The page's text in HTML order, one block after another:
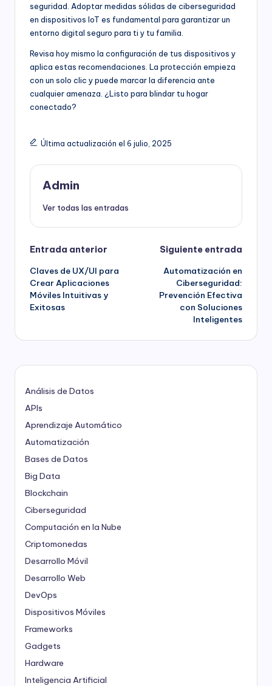
seguridad. Adoptar medidas sólidas de ciberseguridad
en dispositivos IoT es fundamental para garantizar un
entorno digital seguro para ti y tu familia.
Revisa hoy mismo la configuración de tus dispositivos y
aplica estas recomendaciones. La protección empieza
con un solo clic y puede marcar la diferencia ante
cualquier amenaza. ¿Listo para blindar tu hogar
conectado?
Última actualización el 6 julio, 2025
Admin
Ver todas las entradas
Navegación
de
entradas
Entrada anterior
Claves de UX/UI para
Crear Aplicaciones
Móviles Intuitivas y
Exitosas
Siguiente entrada
Automatización en
Ciberseguridad:
Prevención Efectiva
con Soluciones
Inteligentes
Análisis de Datos
APIs
Aprendizaje Automático
Automatización
Bases de Datos
Big Data
Blockchain
Ciberseguridad
Computación en la Nube
Criptomonedas
Desarrollo Móvil
Desarrollo Web
DevOps
Dispositivos Móviles
Frameworks
Gadgets
Hardware
Inteligencia Artificial